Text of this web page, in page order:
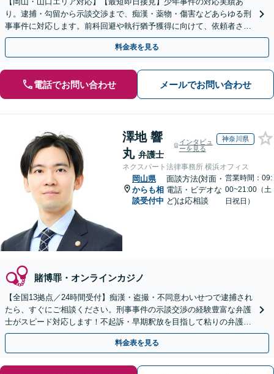
り。逮捕・勾留から示談交渉まで、痴漢・薬物・傷害などあらゆる刑
事事件に対応します。前科回避や執行猶予獲得に向けて、依頼者さま
とご家族に寄り添いサポートいたします
料金表を見る
電話でお問い合わせ メールでお問い合わせ
澤地 響
丸 弁護士
インタビュ
ーを見る
神奈川県
ネクスパート法律事務所 横浜オフィス
岡山県
からも相
談受付中
面談方法(対面・
電話・ビデオな
ど)は応相談
営業時間：09:
00~21:00（土
日祝日）
賭博罪・オンラインカジノ
【全国13拠点／24時間受付】痴漢・盗撮・不同意わいせつで逮捕され
たら、すぐにご相談ください。刑事事件の示談交渉の経験豊富な弁護
士がスピード対応します！不起訴・早期釈放を目指して粘りの弁護活
動を行います。
料金表を見る